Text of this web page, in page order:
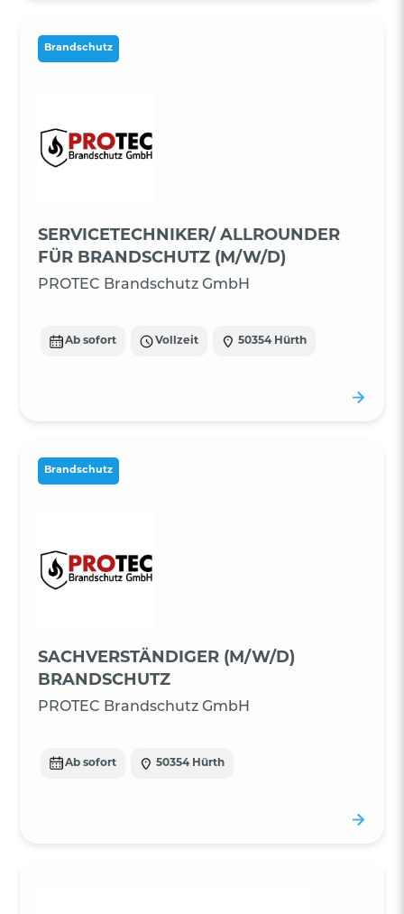
Brandschutz
SERVICETECHNIKER/ ALLROUNDER
FÜR BRANDSCHUTZ (M/W/D)
PROTEC Brandschutz GmbH
Ab sofort Vollzeit 50354 Hürth
Brandschutz
SACHVERSTÄNDIGER (M/W/D)
BRANDSCHUTZ
PROTEC Brandschutz GmbH
Ab sofort 50354 Hürth